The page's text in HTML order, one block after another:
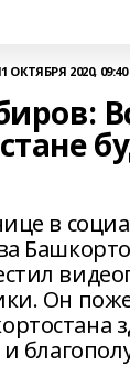
ОКТЯБРЯ 2020, 09:40
в
Он